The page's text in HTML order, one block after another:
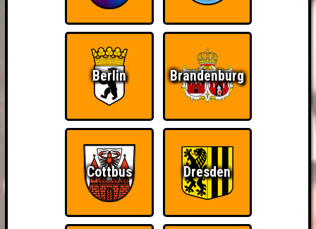
Berlin Brandenburg
Cottbus Dresden